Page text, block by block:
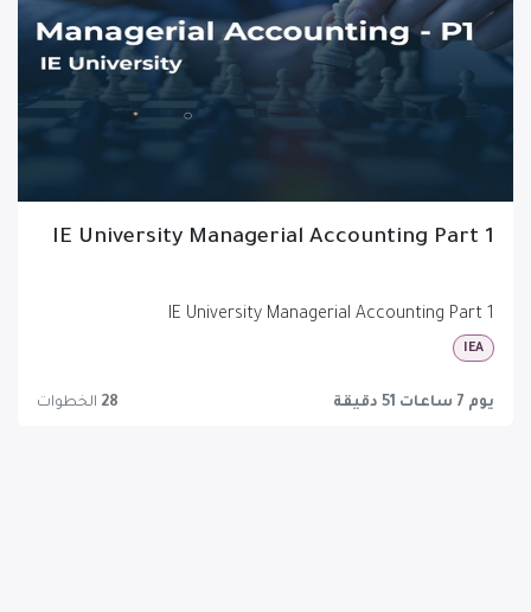
IE University Managerial Accounting Part 1
IE University Managerial Accounting Part 1
IEA
يوم 7 ساعات 51 دقيقة 28 الخطوات